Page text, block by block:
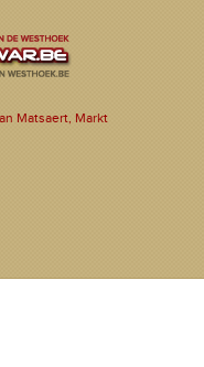
Matsaert, Markt